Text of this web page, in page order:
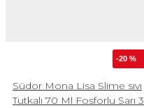
-20 %
Südor Mona Lisa Slime sıvı
Tutkalı 70 Ml Fosforlu Sarı 3